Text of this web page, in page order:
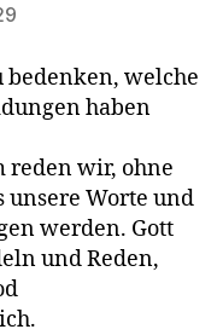
welche
haben
reden wir, ohne
unsere Worte und
werden. Gott
und Reden,